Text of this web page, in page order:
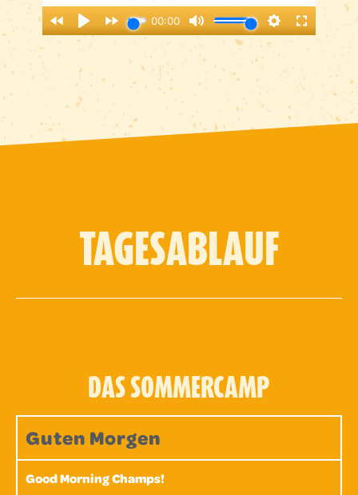
TAGESABLAUF
DAS SOMMERCAMP
Guten Morgen
GoodMorning Champs!